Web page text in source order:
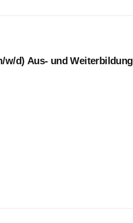
w/d) Aus- und Weiterbildung